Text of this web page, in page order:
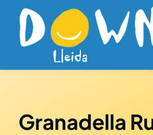
content
Granadella